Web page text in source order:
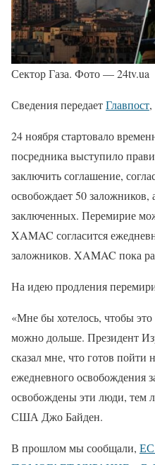
Сектор Газа. Фото — 24tv.ua
Сведения передаетГлавпост,
24 ноября стартовало
посредника выступило
заключить соглашение,
освобождает 50 заложников,
заключенных. Перемирие
XAMAC согласится
заложников. XAMAC пока
На идею продления
«Мне бы хотелось, чтобы
можно дольше. Президент
сказал мне, что готов пойти
ежедневного освобождения
освобождены эти люди, тем
США Джо Байден.
В прошлом мы сообщали,